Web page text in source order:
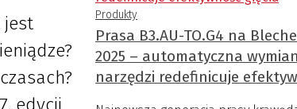
jest
edycji
Produkty
Prasa B3.AU-TO.G4 na
2025 – automatyczna
narzędzi redefinicuje